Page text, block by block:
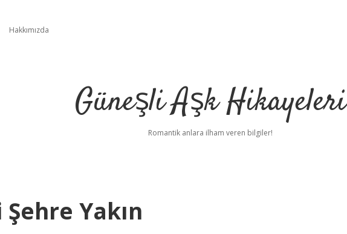
Hakkımızda
Güneşli Aşk Hikayeleri
Romantik anlara ilham veren bilgiler!
Yakın